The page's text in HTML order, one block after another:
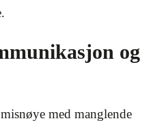
og
med manglende